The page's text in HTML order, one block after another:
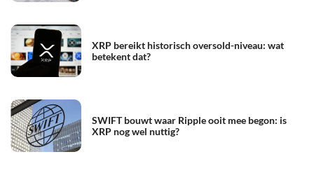
XRP bereikt historisch oversold-niveau: wat
betekent dat?
SWIFT bouwt waar Ripple ooit mee begon: is
XRP nog wel nuttig?